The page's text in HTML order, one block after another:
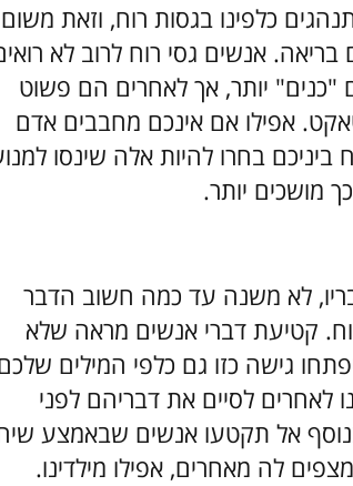
כלפינו בגסות רוח, וזאת משום
אנשים גסי רוח לרוב לא
יותר, אך לאחרים הם פשוט
אפילו אם אינכם מחבבים אדם
ביניכם בחרו להיות אלה שינסו
מושכים יותר.
לא משנה עד כמה חשוב הדבר
קטיעת דברי אנשים מראה שלא
גישה כזו גם כלפי המילים
לאחרים לסיים את דבריהם לפני
אל תקטעו אנשים שבאמצע
לה מאחרים, אפילו מילדינו.